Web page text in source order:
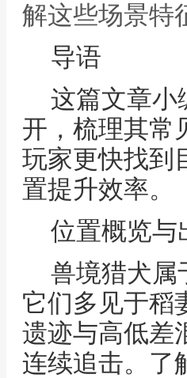
解这些场景特
导语
这篇文章小
开，梳理其常
玩家更快找到
置提升效率。
位置概览与
兽境猎犬属
它们多见于稻
遗迹与高低差
连续追击。了